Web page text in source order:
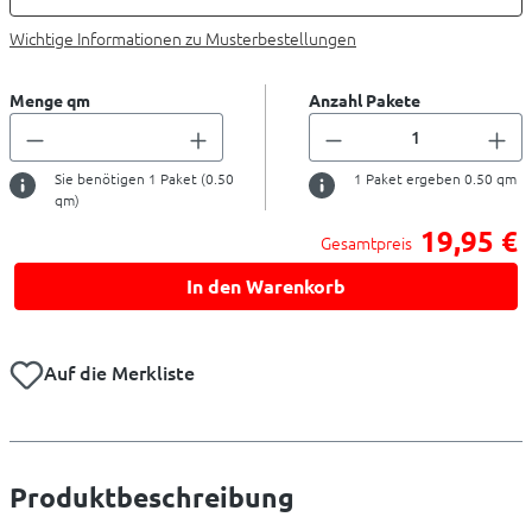
Wichtige Informationen zu Musterbestellungen
Menge qm
Sie benötigen 1 Paket (0.50
qm)
Anzahl Pakete
1 Paket ergeben 0.50 qm
Gesamtpreis 19,95 €
In den Warenkorb
Auf die Merkliste
Produktbeschreibung